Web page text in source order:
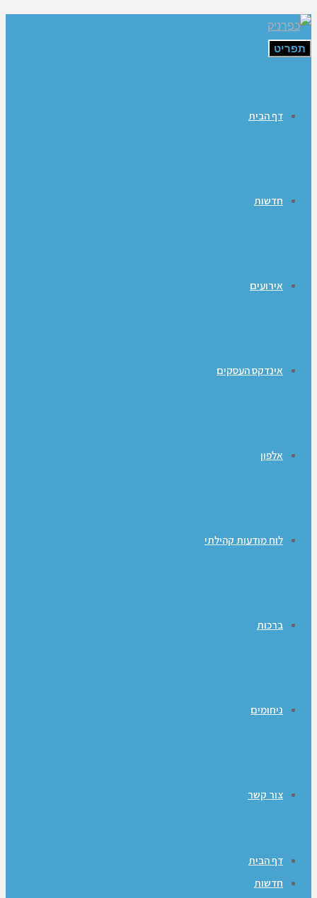
תפריט
דף הבית
חדשות
אירועים
אינדקס העסקים
אלפון
לוח מודעות קהילתי
ברכות
ניחומים
צור קשר
דף הבית
חדשות